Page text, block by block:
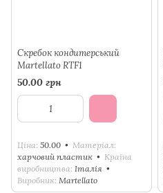
Скребок кондитерський
Martellato RTF1
50.00 грн
Ціна 50.00
Матеріал
харчовий пластик
Країна
виробництва Італія
Виробник Martellato